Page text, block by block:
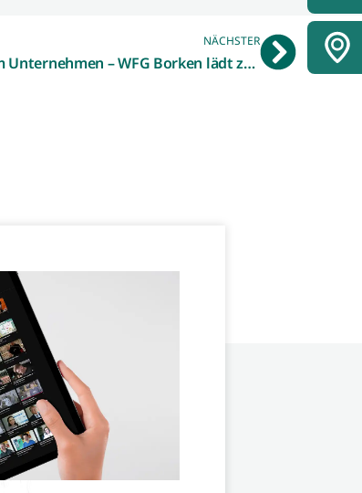
NÄCHSTER
Forderungs- und Zeitmanagement im Unternehmen – WFG Borken lädt zu zwei Workshops ein